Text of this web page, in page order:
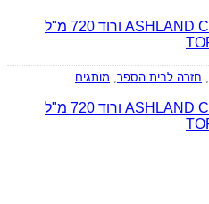
חזרה לבית הספר מותגים